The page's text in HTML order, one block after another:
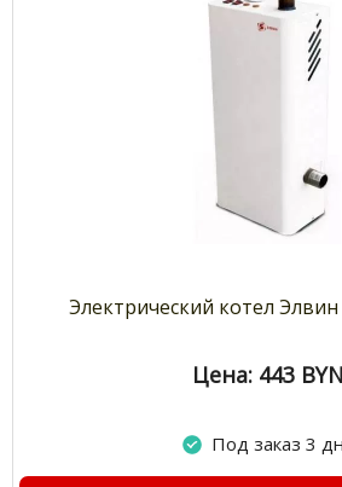
Электрический котел
Цена: 443 BYN
Под заказ 3